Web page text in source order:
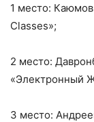
1 место: Каюмов
Classes»;
2 место:
«Электронный
3 место: